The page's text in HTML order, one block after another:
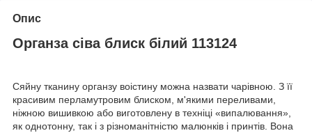
Опис
Органза сіва блиск білий 113124
Сяйну тканину органзу воістину можна назвати чарівною. З її
красивим перламутровим блиском, м'якими переливами,
ніжною вишивкою або виготовлену в техніці «випалювання»,
як однотонну, так і з різноманітністю малюнків і принтів. Вона